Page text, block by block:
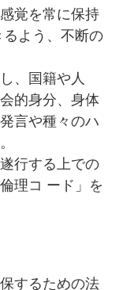
覚を常に保持
るよう、不断の
、国籍や人
的身分、身体
言や種々のハ
行する上での
理コ ード」を
するための法